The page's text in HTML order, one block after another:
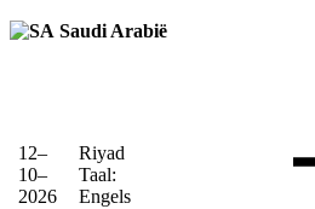
Saudi Arabië
12–
10–
2026
Riyad
Taal:
Engels